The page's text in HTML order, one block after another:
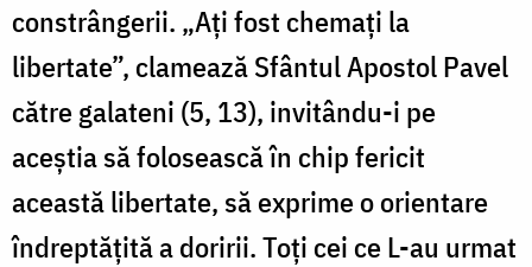
constrângerii. „Aţi fost chemaţi la
libertate”, clamează Sfântul Apostol Pavel
către galateni (5, 13), invitându-i pe
aceştia să folosească în chip fericit
această libertate, să exprime o orientare
îndreptăţită a doririi. Toţi cei ce L-au urmat